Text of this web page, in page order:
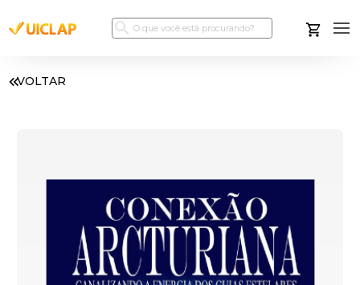
VOLTAR